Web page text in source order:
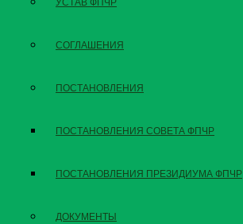
СОГЛАШЕНИЯ
ПОСТАНОВЛЕНИЯ
ПОСТАНОВЛЕНИЯ СОВЕТА ФПЧР
ПОСТАНОВЛЕНИЯ ПРЕЗИДИУМА ФПЧР
ДОКУМЕНТЫ